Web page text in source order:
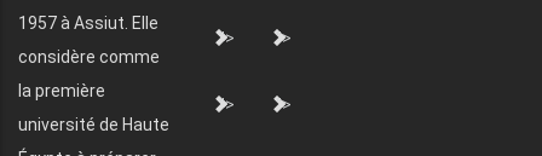
1957 à Assiut. Elle
considère comme
la première
université de Haute
"> ">
"> ">